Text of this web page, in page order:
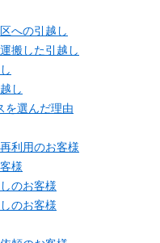
への引越し
搬した引越し
し
を選んだ理由
利用のお客様
様
のお客様
のお客様